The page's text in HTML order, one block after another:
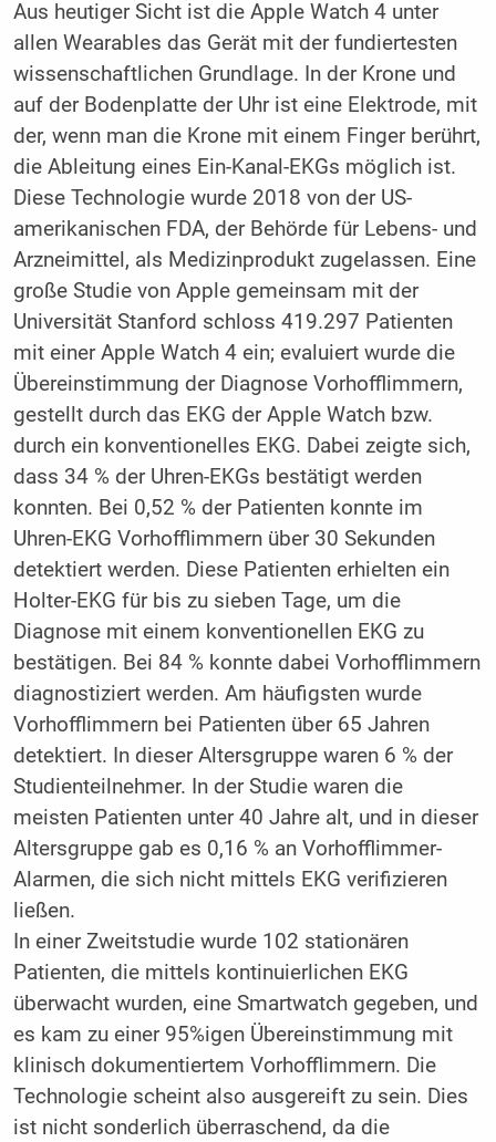
Aus heutiger Sicht ist die Apple Watch 4 unter
allen Wearables das Gerät mit der fundiertesten
wissenschaftlichen Grundlage. In der Krone und
auf der Bodenplatte der Uhr ist eine Elektrode, mit
der, wenn man die Krone mit einem Finger berührt,
die Ableitung eines Ein-Kanal-EKGs möglich ist.
Diese Technologie wurde 2018 von der US-
amerikanischen FDA, der Behörde für Lebens- und
Arzneimittel, als Medizinprodukt zugelassen. Eine
große Studie von Apple gemeinsam mit der
Universität Stanford schloss 419.297 Patienten
mit einer Apple Watch 4 ein; evaluiert wurde die
Übereinstimmung der Diagnose Vorhofflimmern,
gestellt durch das EKG der Apple Watch bzw.
durch ein konventionelles EKG. Dabei zeigte sich,
dass 34 % der Uhren-EKGs bestätigt werden
konnten. Bei 0,52 % der Patienten konnte im
Uhren-EKG Vorhofflimmern über 30 Sekunden
detektiert werden. Diese Patienten erhielten ein
Holter-EKG für bis zu sieben Tage, um die
Diagnose mit einem konventionellen EKG zu
bestätigen. Bei 84 % konnte dabei Vorhofflimmern
diagnostiziert werden. Am häufigsten wurde
Vorhofflimmern bei Patienten über 65 Jahren
detektiert. In dieser Altersgruppe waren 6 % der
Studienteilnehmer. In der Studie waren die
meisten Patienten unter 40 Jahre alt, und in dieser
Altersgruppe gab es 0,16 % an Vorhofflimmer-
Alarmen, die sich nicht mittels EKG verifizieren
ließen.
In einer Zweitstudie wurde 102 stationären
Patienten, die mittels kontinuierlichen EKG
überwacht wurden, eine Smartwatch gegeben, und
es kam zu einer 95%igen Übereinstimmung mit
klinisch dokumentiertem Vorhofflimmern. Die
Technologie scheint also ausgereift zu sein. Dies
ist nicht sonderlich überraschend, da die